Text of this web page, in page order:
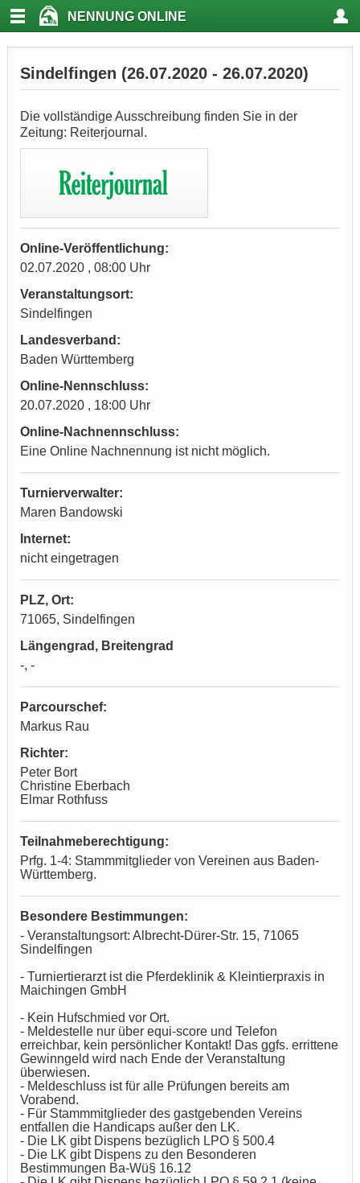
NENNUNG ONLINE
Sindelfingen (26.07.2020 - 26.07.2020)
Die vollständige Ausschreibung finden Sie in der
Zeitung: Reiterjournal.
Online-Veröffentlichung:
02.07.2020 , 08:00 Uhr
Veranstaltungsort:
Sindelfingen
Landesverband:
Baden Württemberg
Online-Nennschluss:
20.07.2020 , 18:00 Uhr
Online-Nachnennschluss:
Eine Online Nachnennung ist nicht möglich.
Turnierverwalter:
Maren Bandowski
Internet:
nicht eingetragen
PLZ, Ort:
71065, Sindelfingen
Längengrad, Breitengrad
-, -
Parcourschef:
Markus Rau
Richter:
Peter Bort
Christine Eberbach
Elmar Rothfuss
Teilnahmeberechtigung:
Prfg. 1-4: Stammmitglieder von Vereinen aus Baden-
Württemberg.
Besondere Bestimmungen:
- Veranstaltungsort: Albrecht-Dürer-Str. 15, 71065
Sindelfingen
- Turniertierarzt ist die Pferdeklinik & Kleintierpraxis in
Maichingen GmbH
- Kein Hufschmied vor Ort.
- Meldestelle nur über equi-score und Telefon
erreichbar, kein persönlicher Kontakt! Das ggfs. errittene
Gewinngeld wird nach Ende der Veranstaltung
überwiesen.
- Meldeschluss ist für alle Prüfungen bereits am
Vorabend.
- Für Stammmitglieder des gastgebenden Vereins
entfallen die Handicaps außer den LK.
- Die LK gibt Dispens bezüglich LPO § 500.4
- Die LK gibt Dispens zu den Besonderen
Bestimmungen Ba-Wü§ 16.12